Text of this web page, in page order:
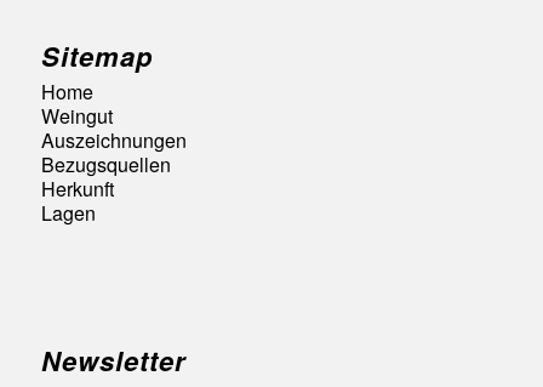
Sitemap
Home
Weingut
Auszeichnungen
Bezugsquellen
Herkunft
Lagen
Newsletter